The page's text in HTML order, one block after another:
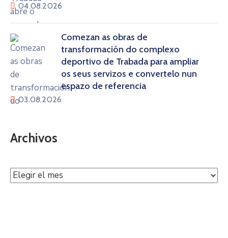
04.08.2026
Comezan as obras de
transformación do complexo
deportivo de Trabada para ampliar
os seus servizos e convertelo nun
espazo de referencia
03.08.2026
Archivos